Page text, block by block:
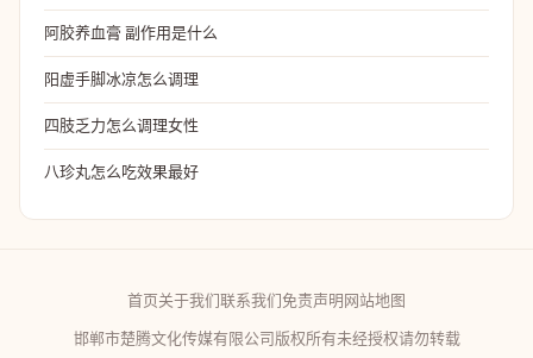
阿胶养血膏 副作用是什么
阳虚手脚冰凉怎么调理
四肢乏力怎么调理女性
八珍丸怎么吃效果最好
首页关于我们联系我们免责声明网站地图
邯郸市楚腾文化传媒有限公司版权所有未经授权请勿转载